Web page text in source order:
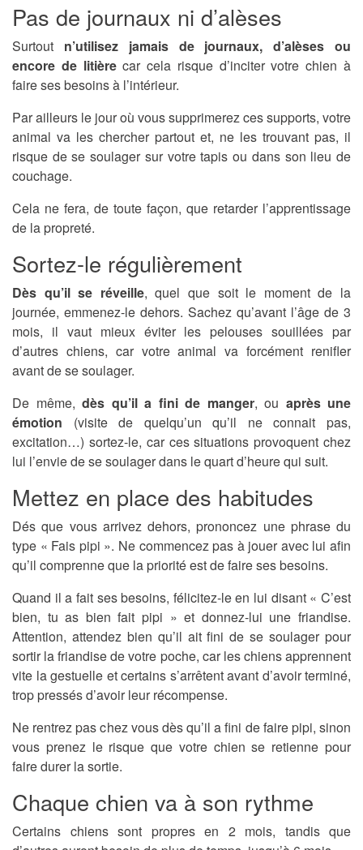
Pas de journaux ni d’alèses
Surtout n’utilisez jamais de journaux, d’alèses ou
encore de litièrecar cela risque d’inciter votre chien à
faire ses besoins à l’intérieur.
Par ailleurs le jour où vous supprimerez ces supports, votre
animal va les chercher partout et, ne les trouvant pas, il
risque de se soulager sur votre tapis ou dans son lieu de
couchage.
Cela ne fera, de toute façon, que retarder l’apprentissage
de la propreté.
Sortez-le régulièrement
Dès qu’il se réveille, quel que soit le moment de la
journée, emmenez-le dehors. Sachez qu’avant l’âge de 3
mois, il vaut mieux éviter les pelouses souillées par
d’autres chiens, car votre animal va forcément renifler
avant de se soulager.
De même, dès qu’il a fini de manger, ou après une
émotion (visite de quelqu’un qu’il ne connait pas,
excitation…) sortez-le, car ces situations provoquent chez
lui l’envie de se soulager dans le quart d’heure qui suit.
Mettez en place des habitudes
Dés que vous arrivez dehors, prononcez une phrase du
type « Fais pipi ». Ne commencez pas à jouer avec lui afin
qu’il comprenne que la priorité est de faire ses besoins.
Quand il a fait ses besoins, félicitez-le en lui disant « C’est
bien, tu as bien fait pipi » et donnez-lui une friandise.
Attention, attendez bien qu’il ait fini de se soulager pour
sortir la friandise de votre poche, car les chiens apprennent
vite la gestuelle et certains s’arrêtent avant d’avoir terminé,
trop pressés d’avoir leur récompense.
Ne rentrez pas chez vous dès qu’il a fini de faire pipi, sinon
vous prenez le risque que votre chien se retienne pour
faire durer la sortie.
Chaque chien va à son rythme
Certains chiens sont propres en 2 mois, tandis que